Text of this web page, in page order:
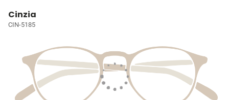
Cinzia
CIN-5185